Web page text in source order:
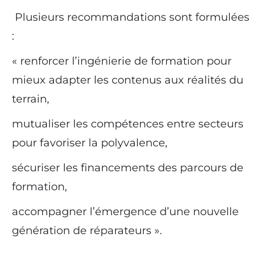
Plusieurs recommandations sont formulées
:
« renforcer l’ingénierie de formation pour
mieux adapter les contenus aux réalités du
terrain,
mutualiser les compétences entre secteurs
pour favoriser la polyvalence,
sécuriser les financements des parcours de
formation,
accompagner l’émergence d’une nouvelle
génération de réparateurs ».